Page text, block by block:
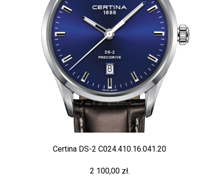
Certina DS-2 C024.410.16.041.20
2 100,00 zł.